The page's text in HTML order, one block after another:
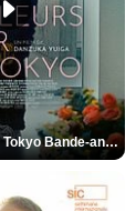
Des Fleurs pour Tokyo Bande-annonce VO STFR